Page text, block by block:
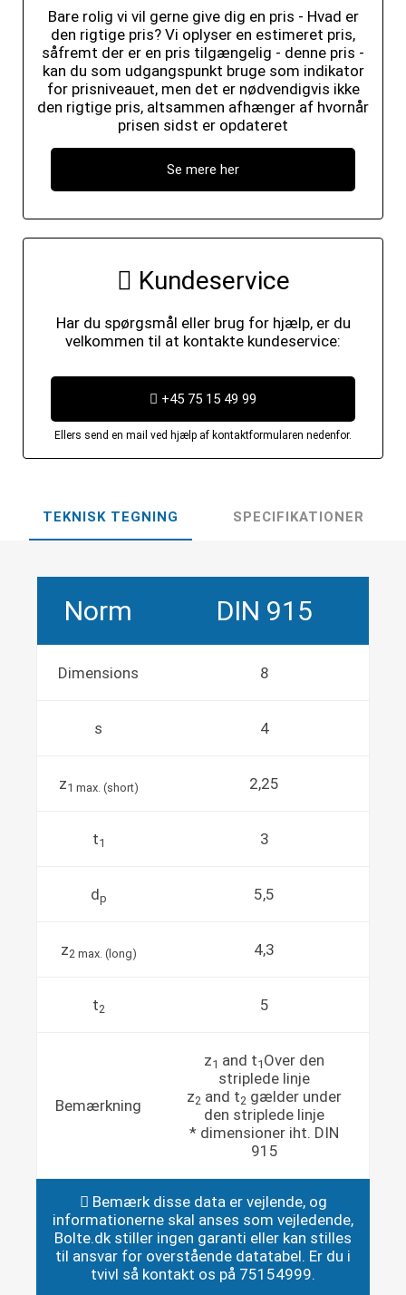
Bare rolig vi vil gerne give dig en pris - Hvad er
den rigtige pris? Vi oplyser en estimeret pris,
såfremt der er en pris tilgængelig - denne pris -
kan du som udgangspunkt bruge som indikator
for prisniveauet, men det er nødvendigvis ikke
den rigtige pris, altsammen afhænger af hvornår
prisen sidst er opdateret
Se mere her
Kundeservice
Har du spørgsmål eller brug for hjælp, er du
velkommen til at kontakte kundeservice:
+45 75 15 49 99
Ellers send en mail ved hjælp af kontaktformularen nedenfor.
TEKNISK TEGNING SPECIFIKATIONER
Norm DIN 915
Dimensions 8
s 4
z1 max. (short) 2,25
t1 3
dp 5,5
z2 max. (long) 4,3
t2 5
Bemærkning
z1 and t1 Over den
striplede linje
z2 and t2 gælder under
den striplede linje
* dimensioner iht. DIN
915
Bemærk disse data er vejlende, og
informationerne skal anses som vejledende,
Bolte.dk stiller ingen garanti eller kan stilles
til ansvar for overstående datatabel. Er du i
tvivl så kontakt os på 75154999.